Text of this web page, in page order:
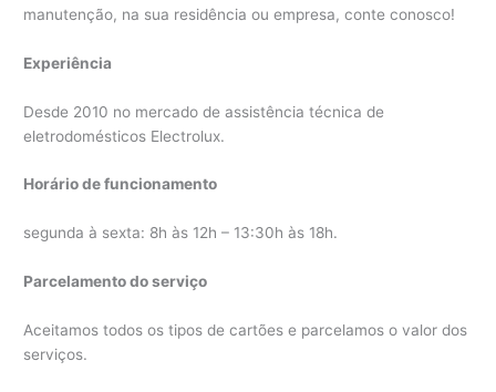
manutenção, na sua residência ou empresa, conte conosco!
Experiência
Desde 2010 no mercado de assistência técnica de
eletrodomésticos Electrolux.
Horário de funcionamento
segunda à sexta: 8h às 12h – 13:30h às 18h.
Parcelamento do serviço
Aceitamos todos os tipos de cartões e parcelamos o valor dos
serviços.